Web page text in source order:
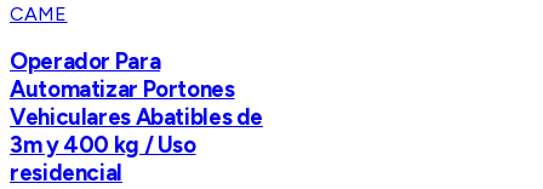
CAME
Operador Para
Automatizar Portones
Vehiculares Abatibles de
3m y 400 kg / Uso
residencial